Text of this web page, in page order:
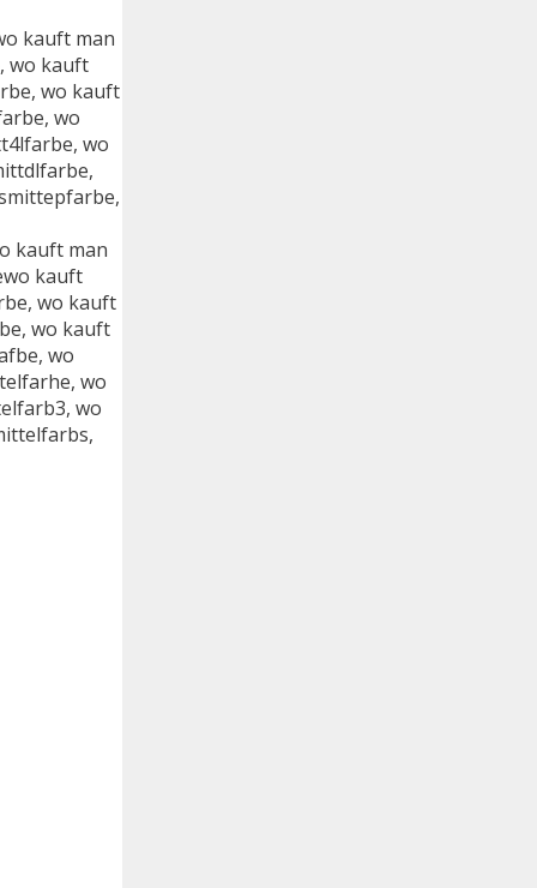
kauft man
wo kauft
wo kauft
wo
wo
kauft man
kauft
wo kauft
wo kauft
wo
wo
wo